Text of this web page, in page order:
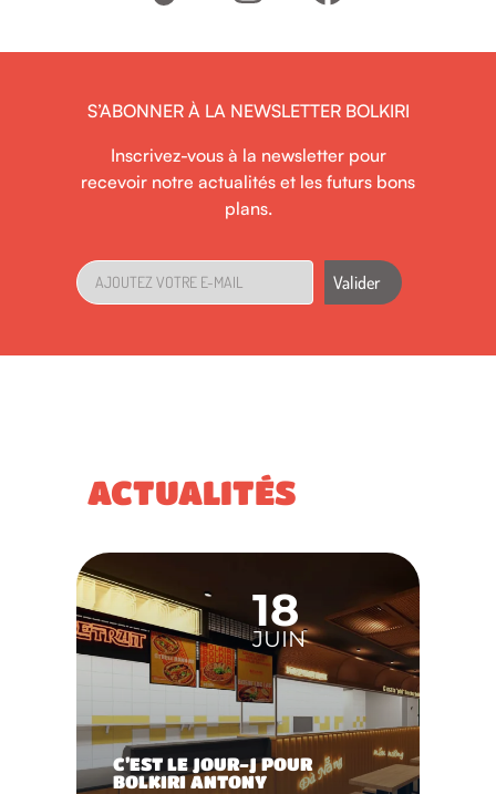
S’ABONNER À LA NEWSLETTER BOLKIRI
Inscrivez-vous à la newsletter pour
recevoir notre actualités et les futurs bons
plans.
Valider
ACTUALITÉS
18
JUIN
C’EST LE JOUR-J POUR
BOLKIRI ANTONY